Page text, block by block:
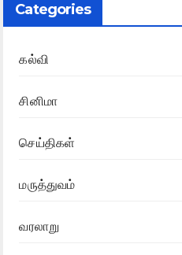
Categories
கல்வி
சினிமா
செய்திகள்
மருத்துவம்
வரலாறு